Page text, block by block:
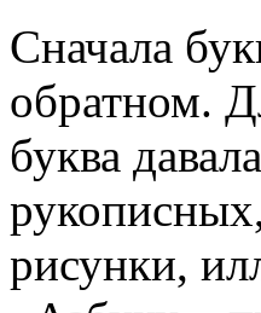
Сначала
обратном.
буква
рисунки,